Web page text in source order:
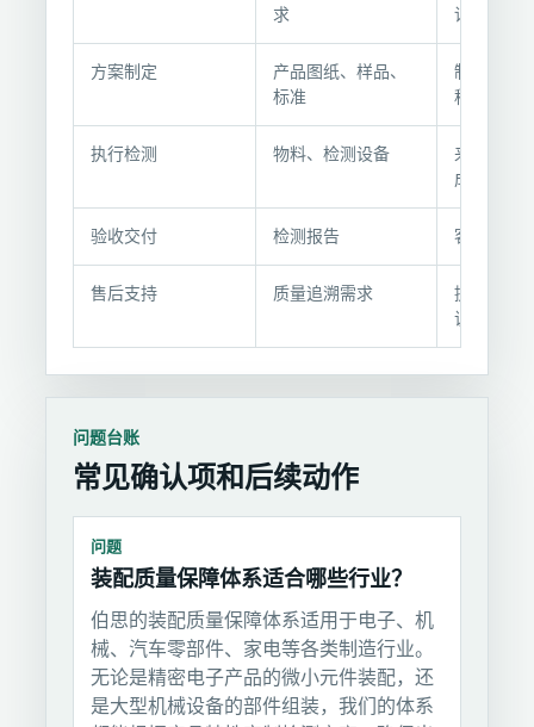
程
交
付
点
求
详情
方案制定
产品图纸、样品、
标准
制定检测
程方案
执行检测 物料、检测设备
来料检、
成品检
验收交付 检测报告 客户验收
售后支持 质量追溯需求
提供追溯
议
问题台账
常见确认项和后续动作
问题
装配质量保障体系适合哪些行业？
伯思的装配质量保障体系适用于电子、机
械、汽车零部件、家电等各类制造行业。
无论是精密电子产品的微小元件装配，还
是大型机械设备的部件组装，我们的体系